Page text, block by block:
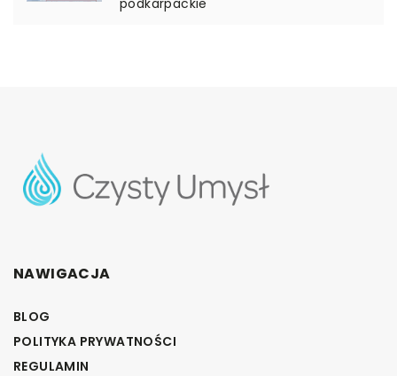
NAWIGACJA
BLOG
POLITYKA PRYWATNOŚCI
REGULAMIN